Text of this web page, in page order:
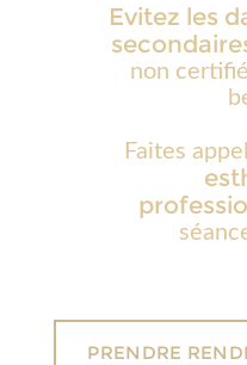
Evitez les
non
Faites
PRENDRE